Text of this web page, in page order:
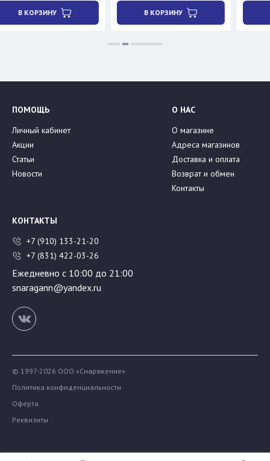
ПОМОЩЬ
Личный кабинет
Акции
Статьи
Новости
О НАС
О магазине
Адреса магазинов
Доставка и оплата
Возврат и обмен
Контакты
КОНТАКТЫ
+7 (910) 133-21-20
+7 (831) 422-03-26
Ежедневно с 10:00 до 21:00
snaragann@yandex.ru
© 1997-2026 ООО «Снаряжение»
Политика конфиденциальности
Оферта
Реквизиты